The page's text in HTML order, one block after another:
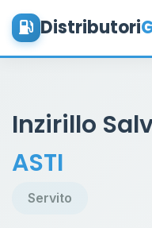
Distributori
Inzirillo
ASTI
Servito